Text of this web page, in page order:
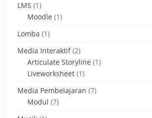
LMS (1)
Moodle (1)
Lomba (1)
Media Interaktif(2)
Articulate Storyline (1)
Liveworksheet (1)
Media Pembelajaran (7)
Modul (7)